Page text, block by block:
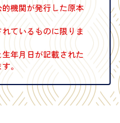
機関が発行した原本
ているものに限りま
年月日が記載された
す。